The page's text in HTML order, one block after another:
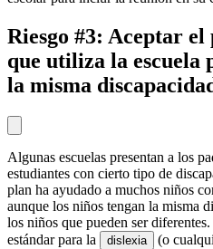
Riesgo #3: Aceptar el
que utiliza la escuela
la misma
Algunas escuelas presentan a los
estudiantes con cierto tipo de
plan ha ayudado a muchos niños
aunque los niños tengan la misma
los niños que pueden ser
estándar para la
dislexia
(o